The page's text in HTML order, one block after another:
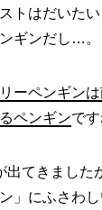
トはだいた
ギンだし…。
ーペンギン
ペンギンです
出てきました
」にふさわ